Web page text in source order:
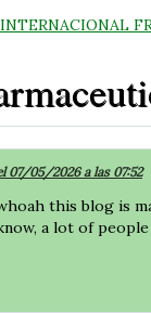
07/05/2026 a las 07:52
this blog is
a lot of